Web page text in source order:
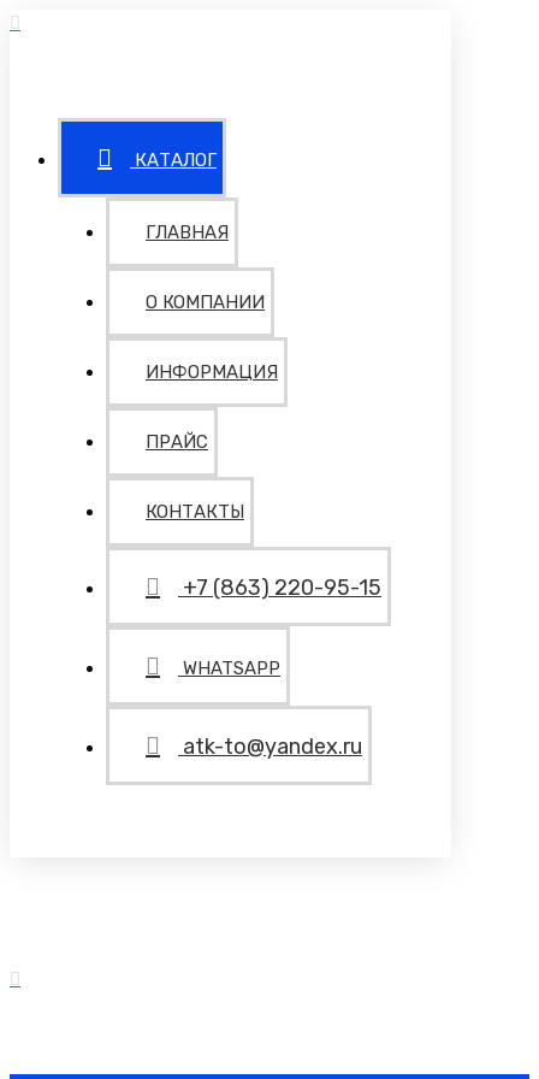
КАТАЛОГ
ГЛАВНАЯ
О КОМПАНИИ
ИНФОРМАЦИЯ
ПРАЙС
КОНТАКТЫ
+7 (863) 220-95-15
WHATSAPP
atk-to@yandex.ru